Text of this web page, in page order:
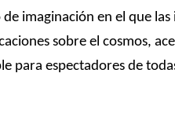
imaginación en el que las
sobre el cosmos,
para espectadores de